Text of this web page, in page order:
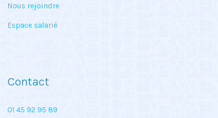
Nous rejoindre
Espace salarié
Contact
01 45 92 95 89